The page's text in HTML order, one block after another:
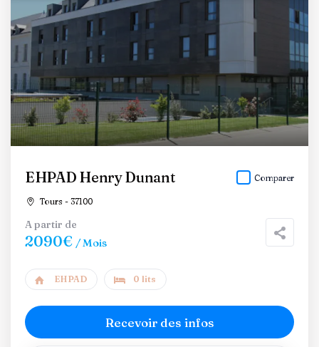
EHPAD Henry Dunant
Tours - 37100
Comparer
A partir de
2090€ / Mois
EHPAD 0 lits
Recevoir des infos